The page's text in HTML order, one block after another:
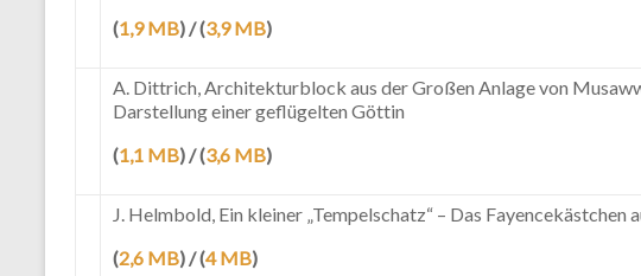
(1,9 MB) / (3,9 MB)
A. Dittrich, Architekturblock aus der Großen Anlage von
Darstellung einer geflügelten Göttin
(1,1 MB) / (3,6 MB)
J. Helmbold, Ein kleiner „Tempelschatz“ – Das Fayencekästchen
(2,6 MB) / (4 MB)